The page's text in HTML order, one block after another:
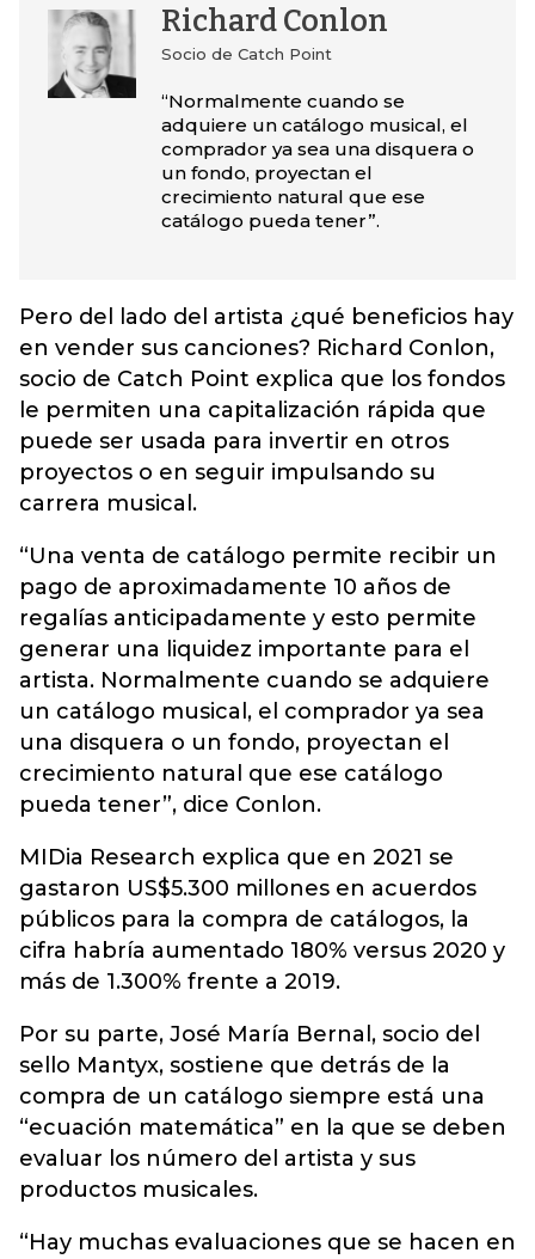
Richard Conlon
Socio de Catch Point
“Normalmente cuando se
adquiere un catálogo musical, el
comprador ya sea una disquera o
un fondo, proyectan el
crecimiento natural que ese
catálogo pueda tener”.
Pero del lado del artista ¿qué beneficios hay
en vender sus canciones? Richard Conlon,
socio de Catch Point explica que los fondos
le permiten una capitalización rápida que
puede ser usada para invertir en otros
proyectos o en seguir impulsando su
carrera musical.
“Una venta de catálogo permite recibir un
pago de aproximadamente 10 años de
regalías anticipadamente y esto permite
generar una liquidez importante para el
artista. Normalmente cuando se adquiere
un catálogo musical, el comprador ya sea
una disquera o un fondo, proyectan el
crecimiento natural que ese catálogo
pueda tener”, dice Conlon.
MIDia Research explica que en 2021 se
gastaron US$5.300 millones en acuerdos
públicos para la compra de catálogos, la
cifra habría aumentado 180% versus 2020 y
más de 1.300% frente a 2019.
Por su parte, José María Bernal, socio del
sello Mantyx, sostiene que detrás de la
compra de un catálogo siempre está una
“ecuación matemática” en la que se deben
evaluar los número del artista y sus
productos musicales.
“Hay muchas evaluaciones que se hacen en